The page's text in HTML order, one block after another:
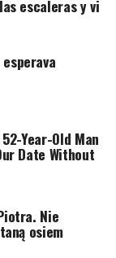
escaleras y vi
Year-Old Man
Date Without
Nie
osiem